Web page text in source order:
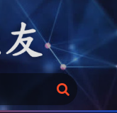
搜
索